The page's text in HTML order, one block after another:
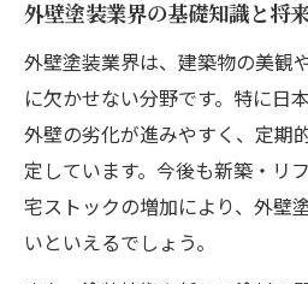
未経験から外壁塗装職
外壁塗装現場で求め
法
外壁塗装職人への転
イス
収入アップを狙うなら外
外壁塗装職人の日当と
外壁塗装業界の基礎知識と将
外壁塗装業界は、建築物の美観
に欠かせない分野です。特に日
外壁の劣化が進みやすく、定期
定しています。今後も新築・リ
宅ストックの増加により、外壁
いといえるでしょう。